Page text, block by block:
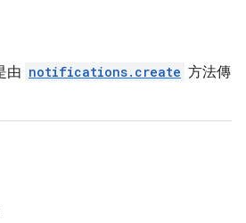
由 notifications.create 方法傳